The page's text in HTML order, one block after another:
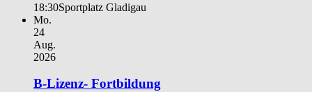
18:30Sportplatz Gladigau
Mo.
24
Aug.
2026
B-Lizenz- Fortbildung